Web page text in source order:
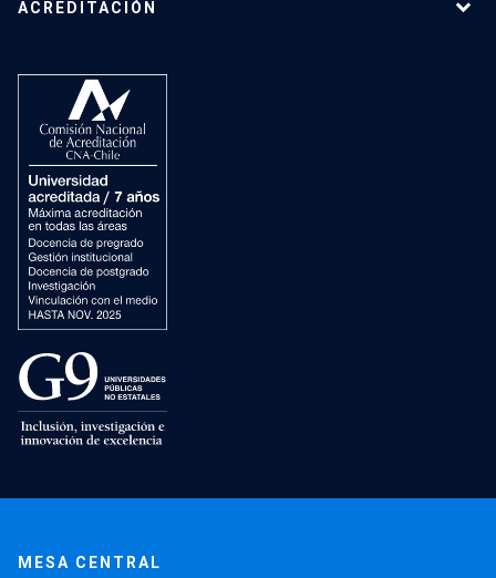
ACREDITACIÓN
MESA CENTRAL